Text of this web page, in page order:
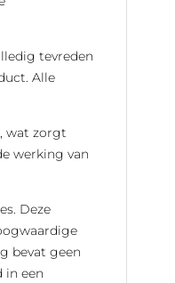
tevreden
Alle
wat zorgt
werking van
Deze
bevat geen
in een